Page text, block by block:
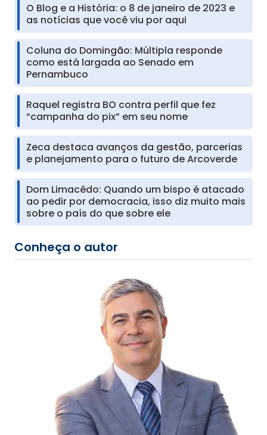
O Blog e a História: o 8 de janeiro de 2023 e
as notícias que você viu por aqui
Coluna do Domingão: Múltipla responde
como está largada ao Senado em
Pernambuco
Raquel registra BO contra perfil que fez
“campanha do pix” em seu nome
Zeca destaca avanços da gestão, parcerias
e planejamento para o futuro de Arcoverde
Dom Limacêdo: Quando um bispo é atacado
ao pedir por democracia, isso diz muito mais
sobre o país do que sobre ele
Conheça o autor